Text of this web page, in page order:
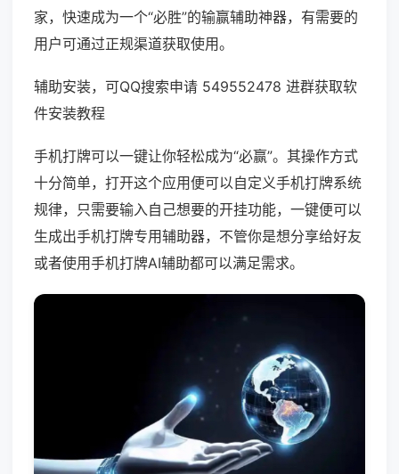
家，快速成为一个“必胜”的输赢辅助神器，有需要的
用户可通过正规渠道获取使用。
辅助安装，可QQ搜索申请 549552478 进群获取软
件安装教程
手机打牌可以一键让你轻松成为“必赢”。其操作方式
十分简单，打开这个应用便可以自定义手机打牌系统
规律，只需要输入自己想要的开挂功能，一键便可以
生成出手机打牌专用辅助器，不管你是想分享给好友
或者使用手机打牌AI辅助都可以满足需求。